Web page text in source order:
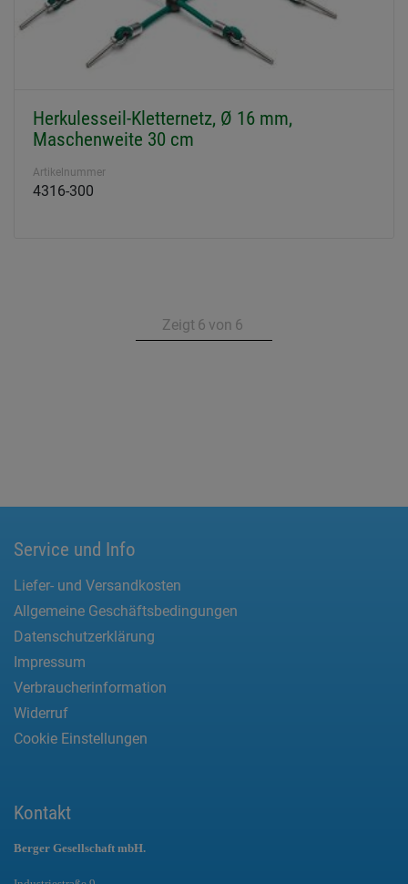
Herkulesseil-Kletternetz, Ø 16 mm,
Maschenweite 30 cm
Artikelnummer
4316-300
Zeigt 6 von 6
Service und Info
Liefer- und Versandkosten
Allgemeine Geschäftsbedingungen
Datenschutzerklärung
Impressum
Verbraucherinformation
Widerruf
Cookie Einstellungen
Kontakt
Berger Gesellschaft mbH.